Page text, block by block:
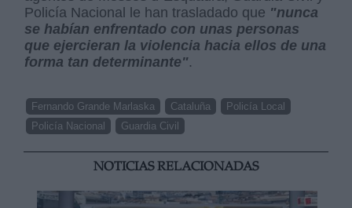
Policía Nacional le han trasladado que "nunca
se habían enfrentado con unas personas
que ejercieran la violencia hacia ellos de una
forma tan determinante".
Fernando Grande Marlaska Cataluña
Policía Local
Policía Nacional
Guardia Civil
NOTICIAS RELACIONADAS